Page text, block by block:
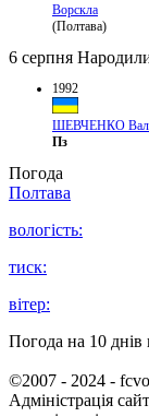
Ворскла
(Полтава)
6 серпня
1992
ШЕВЧЕНКО
Пз
Погода
Полтава
вологість:
тиск:
вітер:
Погода на 10 днів
©2007 - 2024 -
Адміністрація